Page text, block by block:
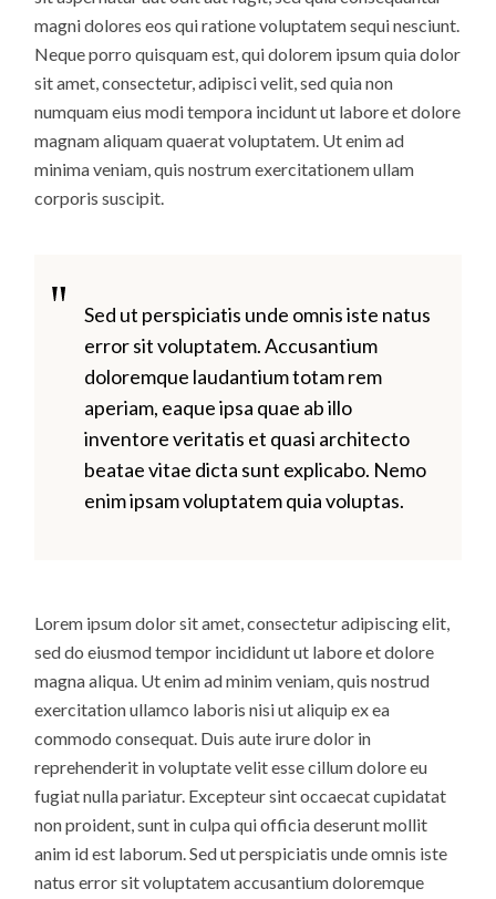
magni dolores eos qui ratione voluptatem sequi nesciunt.
Neque porro quisquam est, qui dolorem ipsum quia dolor
sit amet, consectetur, adipisci velit, sed quia non
numquam eius modi tempora incidunt ut labore et dolore
magnam aliquam quaerat voluptatem. Ut enim ad
minima veniam, quis nostrum exercitationem ullam
corporis suscipit.
Sed ut perspiciatis unde omnis iste natus
error sit voluptatem. Accusantium
doloremque laudantium totam rem
aperiam, eaque ipsa quae ab illo
inventore veritatis et quasi architecto
beatae vitae dicta sunt explicabo. Nemo
enim ipsam voluptatem quia voluptas.
Lorem ipsum dolor sit amet, consectetur adipiscing elit,
sed do eiusmod tempor incididunt ut labore et dolore
magna aliqua. Ut enim ad minim veniam, quis nostrud
exercitation ullamco laboris nisi ut aliquip ex ea
commodo consequat. Duis aute irure dolor in
reprehenderit in voluptate velit esse cillum dolore eu
fugiat nulla pariatur. Excepteur sint occaecat cupidatat
non proident, sunt in culpa qui officia deserunt mollit
anim id est laborum. Sed ut perspiciatis unde omnis iste
natus error sit voluptatem accusantium doloremque